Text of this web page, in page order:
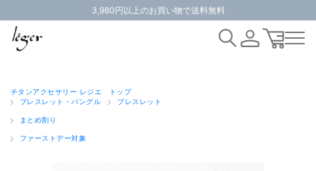
3,980円以上のお買い物で送料無料
チタンアクセサリー レジエ トップ
ブレスレット・バングル
ブレスレット
まとめ割り
ファーストデー対象